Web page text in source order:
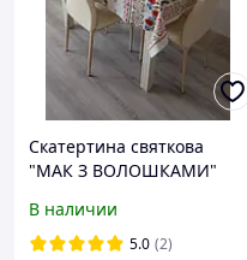
Скатертина святкова
"МАК З ВОЛОШКАМИ"
В наличии
5.0 (2)